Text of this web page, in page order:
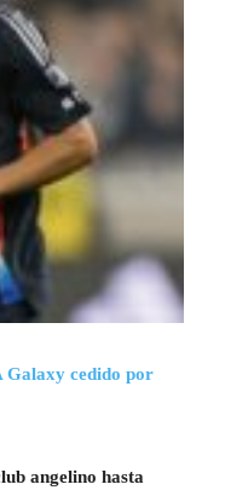
cedido por
angelino hasta